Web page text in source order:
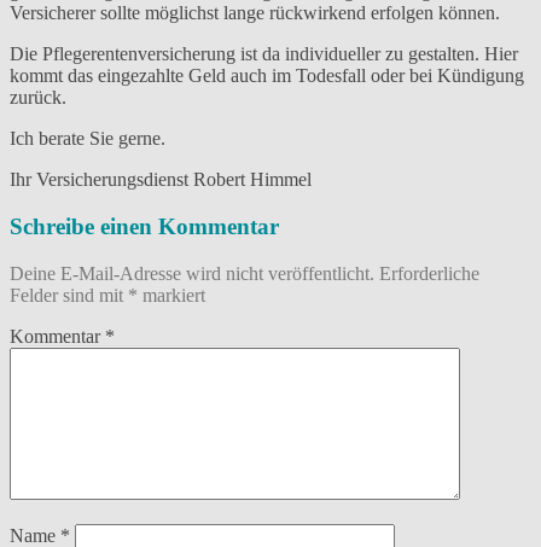
Versicherer sollte möglichst lange rückwirkend erfolgen können.
Die Pflegerentenversicherung ist da individueller zu gestalten. Hier
kommt das eingezahlte Geld auch im Todesfall oder bei Kündigung
zurück.
Ich berate Sie gerne.
Ihr Versicherungsdienst Robert Himmel
Schreibe einen Kommentar
Deine E-Mail-Adresse wird nicht veröffentlicht. Erforderliche
Felder sind mit * markiert
Kommentar *
Name *